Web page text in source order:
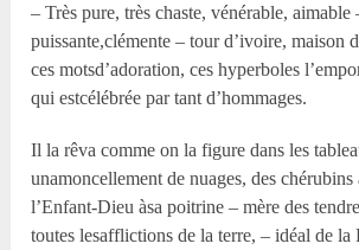
– Très pure, très chaste, vénérable, aimable
puissante,clémente – tour d’ivoire, maison
ces motsd’adoration, ces hyperboles
qui estcélébrée par tant d’hommages.
Il la rêva comme on la figure dans les
unamoncellement de nuages, des chérubins
l’Enfant-Dieu àsa poitrine – mère des
toutes lesafflictions de la terre, – idéal de la